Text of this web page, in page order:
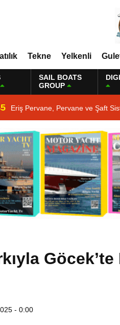
Tekne Yelkenli
SAIL BOATS
GROUP
Eriş Pervane, Pervane ve Şaft
- 0:00